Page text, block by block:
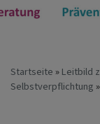
Startseite
Leitbild
Selbstverpflichtung